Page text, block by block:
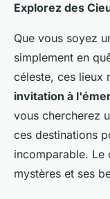
Explorez des
Que vous soyez
simplement en
céleste, ces lieux
invitation à
vous chercherez
ces destinations
incomparable. Le
mystères et ses